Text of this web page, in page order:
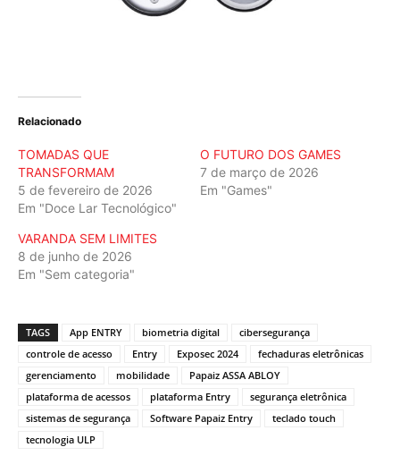
Relacionado
TOMADAS QUE
TRANSFORMAM
5 de fevereiro de 2026
Em "Doce Lar Tecnológico"
O FUTURO DOS GAMES
7 de março de 2026
Em "Games"
VARANDA SEM LIMITES
8 de junho de 2026
Em "Sem categoria"
TAGS App ENTRY biometria digital
cibersegurança
controle de acesso
Entry Exposec 2024
fechaduras eletrônicas
gerenciamento
mobilidade
Papaiz ASSA ABLOY
plataforma de acessos
plataforma Entry
segurança eletrônica
sistemas de segurança
Software Papaiz Entry
teclado touch
tecnologia ULP